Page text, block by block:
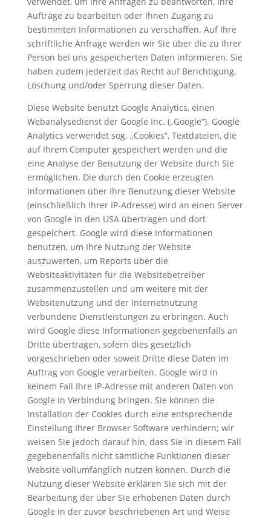
Aufträge zu bearbeiten oder Ihnen Zugang zu
bestimmten Informationen zu verschaffen. Auf Ihre
schriftliche Anfrage werden wir Sie über die zu Ihrer
Person bei uns gespeicherten Daten informieren. Sie
haben zudem jederzeit das Recht auf Berichtigung,
Löschung und/oder Sperrung dieser Daten.
Diese Website benutzt Google Analytics, einen
Webanalysedienst der Google Inc. („Google“). Google
Analytics verwendet sog. „Cookies“, Textdateien, die
auf Ihrem Computer gespeichert werden und die
eine Analyse der Benutzung der Website durch Sie
ermöglichen. Die durch den Cookie erzeugten
Informationen über Ihre Benutzung dieser Website
(einschließlich Ihrer IP-Adresse) wird an einen Server
von Google in den USA übertragen und dort
gespeichert. Google wird diese Informationen
benutzen, um Ihre Nutzung der Website
auszuwerten, um Reports über die
Websiteaktivitäten für die Websitebetreiber
zusammenzustellen und um weitere mit der
Websitenutzung und der Internetnutzung
verbundene Dienstleistungen zu erbringen. Auch
wird Google diese Informationen gegebenenfalls an
Dritte übertragen, sofern dies gesetzlich
vorgeschrieben oder soweit Dritte diese Daten im
Auftrag von Google verarbeiten. Google wird in
keinem Fall Ihre IP-Adresse mit anderen Daten von
Google in Verbindung bringen. Sie können die
Installation der Cookies durch eine entsprechende
Einstellung Ihrer Browser Software verhindern; wir
weisen Sie jedoch darauf hin, dass Sie in diesem Fall
gegebenenfalls nicht sämtliche Funktionen dieser
Website vollumfänglich nutzen können. Durch die
Nutzung dieser Website erklären Sie sich mit der
Bearbeitung der über Sie erhobenen Daten durch
Google in der zuvor beschriebenen Art und Weise